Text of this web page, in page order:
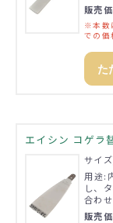
販売
※本数
での価
た
エイシン コゲラ
サイ
用途:
し、
合わ
販売